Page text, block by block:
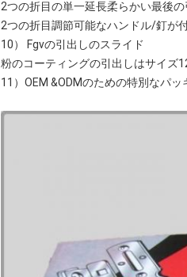
2つの折目の単一延長柔らかい最後
2つの折目調節可能なハンドル/釘が
10） Fgvの引出しのスライド
粉のコーティングの引出しはサイズ
11）OEM &ODMのための特別なパッ